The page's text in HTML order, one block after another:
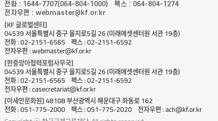
전화 : 1644-7707(064-804-1000)
팩스 : 064-804-1274
전자우편 : webmaster@kf.or.kr
[KF 글로벌센터]
04539 서울특별시 중구 을지로5길 26 (미래에셋센터원 서관 19층)
전화 : 02-2151-6565
팩스 : 02-2151-6592
전자우편 : webmaster@kf.or.kr
[한중앙아협력포럼사무국]
04539 서울특별시 중구 을지로5길 26 (미래에셋센터원 서관 19층)
전화 : 02-2151-6565
팩스 : 02-2151-6592
전자우편 : casecretariat@kf.or.kr
[아세안문화원] 48108 부산광역시 해운대구 좌동로 162
전화 : 051-775-2000
팩스 : 051-775-2020
전자우편 : ach@kf.or.kr